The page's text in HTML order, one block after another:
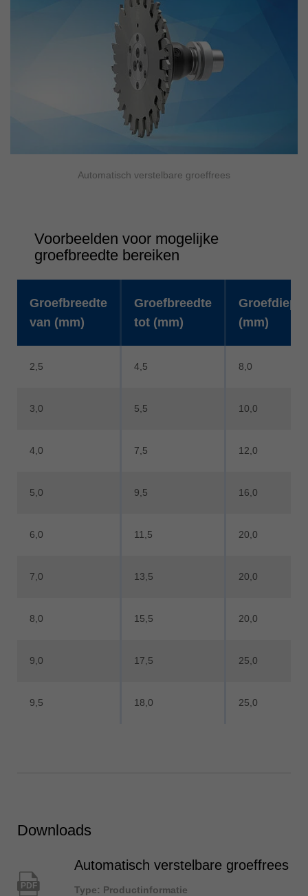
Automatisch verstelbare groeffrees
Voorbeelden voor mogelijke
groefbreedte bereiken
Groefbreedte
van (mm)
Groefbreedte
tot (mm)
Groefdiepte
(mm)
2,5 4,5 8,0
3,0 5,5 10,0
4,0 7,5 12,0
5,0 9,5 16,0
6,0 11,5 20,0
7,0 13,5 20,0
8,0 15,5 20,0
9,0 17,5 25,0
9,5 18,0 25,0
Downloads
PDF
Automatisch verstelbare groeffrees
Type: Productinformatie